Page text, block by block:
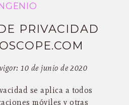
PRIVACIDAD
10 de junio de 2020
se aplica a todos
móviles y otras